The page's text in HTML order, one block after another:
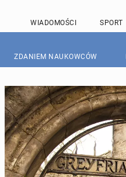
WIADOMOŚCI SPORT
ZDANIEM NAUKOWCÓW